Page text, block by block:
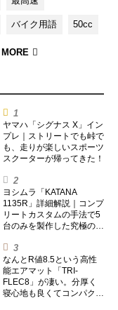
バイク用語 50cc
ヤマハ「シグナス X」イン
プレ｜ストリートでも峠で
も、走りが楽しいスポーツ
スクーターが帰ってきた！
ヨシムラ「KATANA
1135R」詳細解説｜コンプ
リートカスタムの手法で5
台のみを製作した究極の銘
なんとR値8.5という高性
能エアマット「TRI-
FLEC8」が凄い。分厚く
寝心地も良くてコンパクト